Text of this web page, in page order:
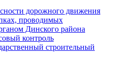
дорожного движения
проводимых
Динского района
контроль
строительный